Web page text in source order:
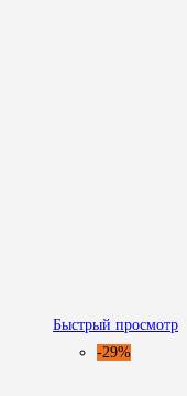
Быстрый просмотр
-29%